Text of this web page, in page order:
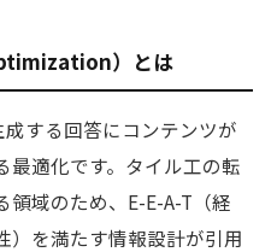
）とは
する回答にコンテンツが
最適化です。タイル工の転
域のため、E-E-A-T（経
）を満たす情報設計が引用